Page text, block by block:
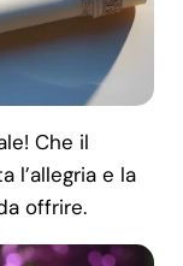
Che il
l’allegria e la
offrire.